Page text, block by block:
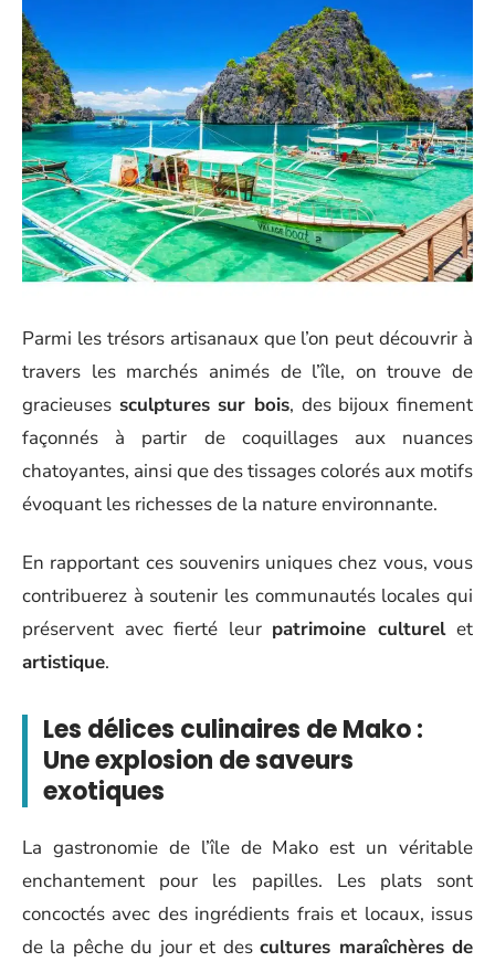
Parmi les trésors artisanaux que l’on peut découvrir à
travers les marchés animés de l’île, on trouve de
gracieuses sculptures sur bois, des bijoux finement
façonnés à partir de coquillages aux nuances
chatoyantes, ainsi que des tissages colorés aux motifs
évoquant les richesses de la nature environnante.
En rapportant ces souvenirs uniques chez vous, vous
contribuerez à soutenir les communautés locales qui
préservent avec fierté leur patrimoine culturel et
artistique.
Les délices culinaires de Mako :
Une explosion de saveurs
exotiques
La gastronomie de l’île de Mako est un véritable
enchantement pour les papilles. Les plats sont
concoctés avec des ingrédients frais et locaux, issus
de la pêche du jour et descultures maraîchères de